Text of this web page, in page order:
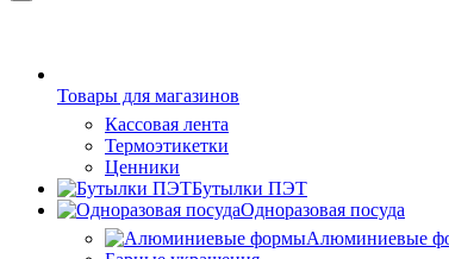
Товары для магазинов
Кассовая лента
Термоэтикетки
Ценники
Бутылки ПЭТ
Одноразовая посуда
Алюминиевые